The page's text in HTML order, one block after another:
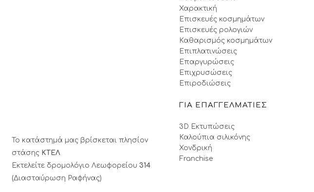
Το κατάστημά μας βρίσκεται πλησίον
στάσης ΚΤΕΛ
Εκτελείτε δρομολόγιο Λεωφορείου 314
(Διασταύρωση Ραφήνας)
Χαρακτική
Επισκευές κοσμημάτων
Επισκευές ρολογιών
Καθαρισμός κοσμημάτων
Επιπλατινώσεις
Επαργυρώσεις
Επιχρυσώσεις
Επιροδιώσεις
ΓΙΑ ΕΠΑΓΓΕΛΜΑΤΙΕΣ
3D Εκτυπώσεις
Καλούπια σιλικόνης
Χονδρική
Franchise